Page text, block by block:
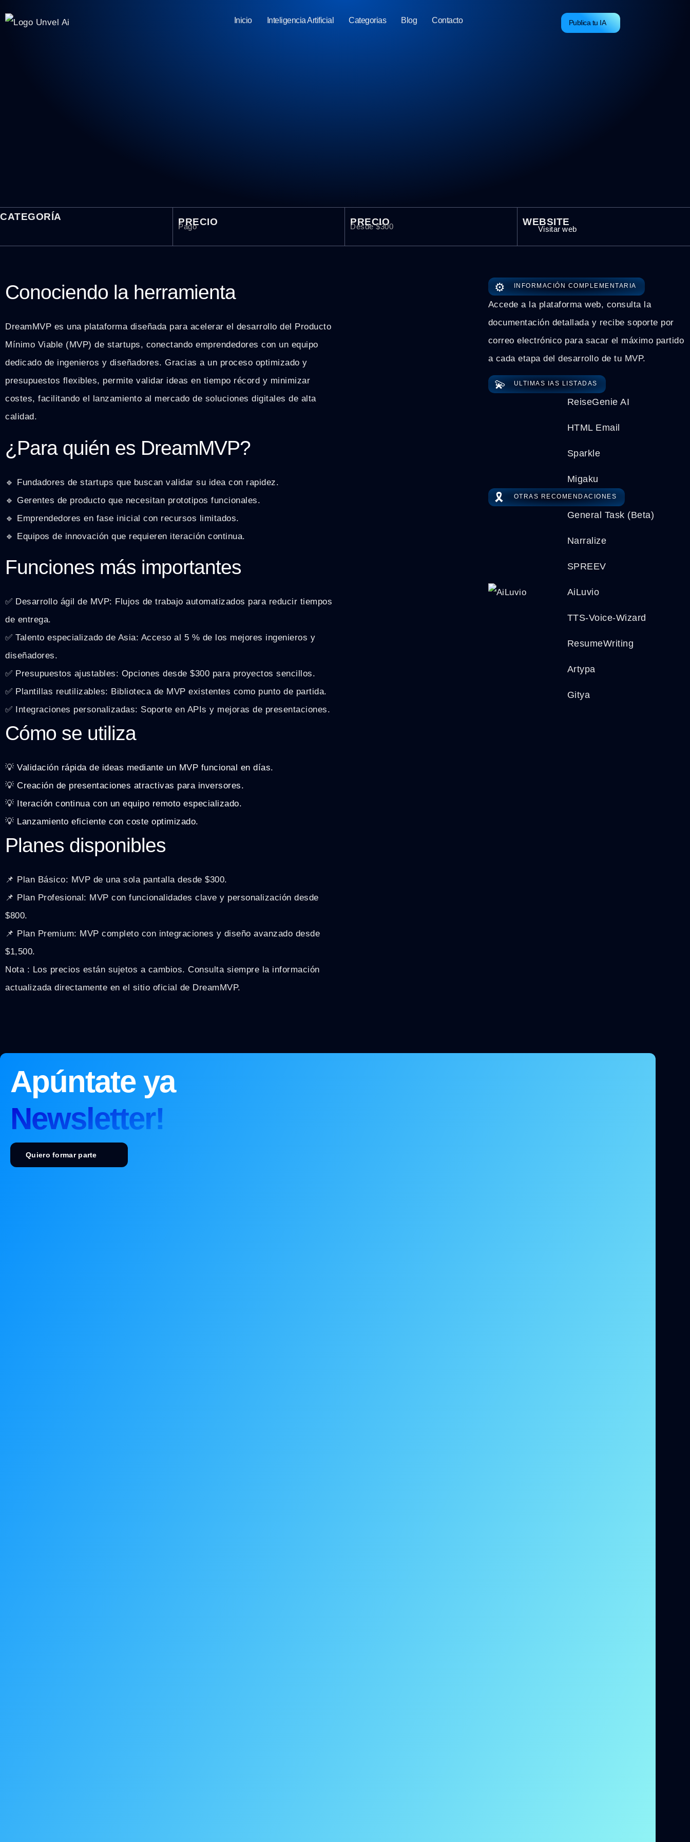
Inicio Inteligencia Artificial Categorias Blog Contacto Publica tu IA
CATEGORÍA PRECIO
Pago PRECIO
Desde $300 WEBSITE
Visitar web
Conociendo la herramienta
DreamMVP es una plataforma diseñada para acelerar el desarrollo del Producto
Mínimo Viable (MVP) de startups, conectando emprendedores con un equipo
dedicado de ingenieros y diseñadores. Gracias a un proceso optimizado y
presupuestos flexibles, permite validar ideas en tiempo récord y minimizar
costes, facilitando el lanzamiento al mercado de soluciones digitales de alta
calidad.
¿Para quién es DreamMVP?
🔹 Fundadores de startups que buscan validar su idea con rapidez.
🔹 Gerentes de producto que necesitan prototipos funcionales.
🔹 Emprendedores en fase inicial con recursos limitados.
🔹 Equipos de innovación que requieren iteración continua.
Funciones más importantes
✅ Desarrollo ágil de MVP: Flujos de trabajo automatizados para reducir tiempos
de entrega.
✅ Talento especializado de Asia: Acceso al 5 % de los mejores ingenieros y
diseñadores.
✅ Presupuestos ajustables: Opciones desde $300 para proyectos sencillos.
✅ Plantillas reutilizables: Biblioteca de MVP existentes como punto de partida.
✅ Integraciones personalizadas: Soporte en APIs y mejoras de presentaciones.
Cómo se utiliza
💡 Validación rápida de ideas mediante un MVP funcional en días.
💡 Creación de presentaciones atractivas para inversores.
💡 Iteración continua con un equipo remoto especializado.
💡 Lanzamiento eficiente con coste optimizado.
Planes disponibles
📌 Plan Básico: MVP de una sola pantalla desde $300.
📌 Plan Profesional: MVP con funcionalidades clave y personalización desde
$800.
📌 Plan Premium: MVP completo con integraciones y diseño avanzado desde
$1,500.
Nota : Los precios están sujetos a cambios. Consulta siempre la información
actualizada directamente en el sitio oficial de DreamMVP.
⚙️ INFORMACIÓN COMPLEMENTARIA
Accede a la plataforma web, consulta la
documentación detallada y recibe soporte por
correo electrónico para sacar el máximo partido
a cada etapa del desarrollo de tu MVP.
💫 ULTIMAS IAS LISTADAS
ReiseGenie AI
HTML Email
Sparkle
Migaku
🎗️ OTRAS RECOMENDACIONES
General Task (Beta)
Narralize
SPREEV
AiLuvio
TTS-Voice-Wizard
ResumeWriting
Artypa
Gitya
Apúntate ya
Newsletter!
Quiero formar parte